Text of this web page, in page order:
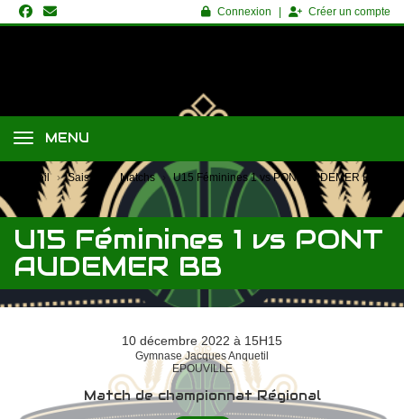
Connexion Créer un compte
MENU
Accueil Saison Matchs U15 Féminines 1 vs PONT AUDEMER BB
U15 Féminines 1 vs PONT
AUDEMER BB
10 décembre 2022 à 15H15
Gymnase Jacques Anquetil
EPOUVILLE
Match de championnat Régional
Panneau de gestion des cookies